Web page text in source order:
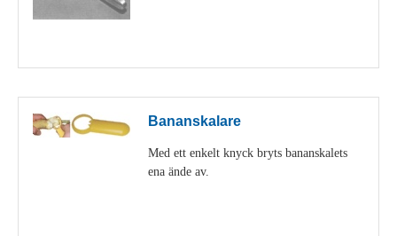
Bananskalare
Med ett enkelt knyck bryts bananskalets
ena ände av.